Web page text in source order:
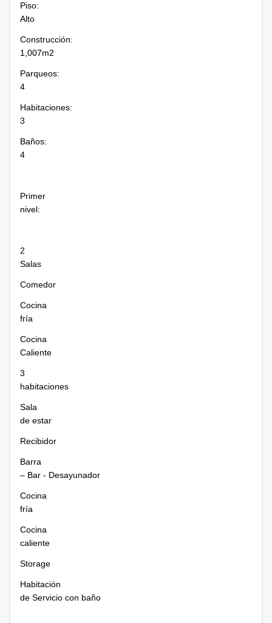
Piso:
Alto
Construcción:
1,007m2
Parqueos:
4
Habitaciones:
3
Baños:
4
Primer
nivel:
2
Salas
Comedor
Cocina
fría
Cocina
Caliente
3
habitaciones
Sala
de estar
Recibidor
Barra
– Bar - Desayunador
Cocina
fría
Cocina
caliente
Storage
Habitación
de Servicio con baño